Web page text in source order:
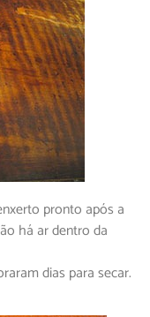
pronto após a
há ar dentro da
dias para secar.